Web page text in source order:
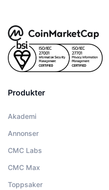
Produkter
Akademi
Annonser
CMC Labs
CMC Max
Toppsaker